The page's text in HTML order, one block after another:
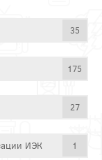
35
175
27
ИЭК 1